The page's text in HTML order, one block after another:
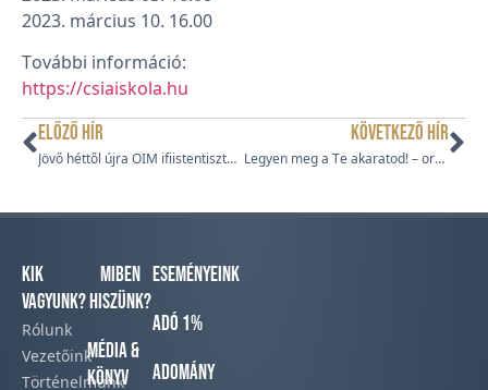
2023. március 10. 16.00
További információ:
https://csiaiskola.hu
ELŐZŐ HÍR
Jövő héttől újra OIM ifiistentiszteletek
KÖVETKEZŐ HÍR
Legyen meg a Te akaratod! – országosan hívta imára tagjait a Magyar Pünkösdi Egyház
Kik
vagyunk?
Rólunk
Vezetőink
Történelmünk​
Miben
hiszünk?
Média &
Könyv
Eseményeink
Adó 1%
Adomány